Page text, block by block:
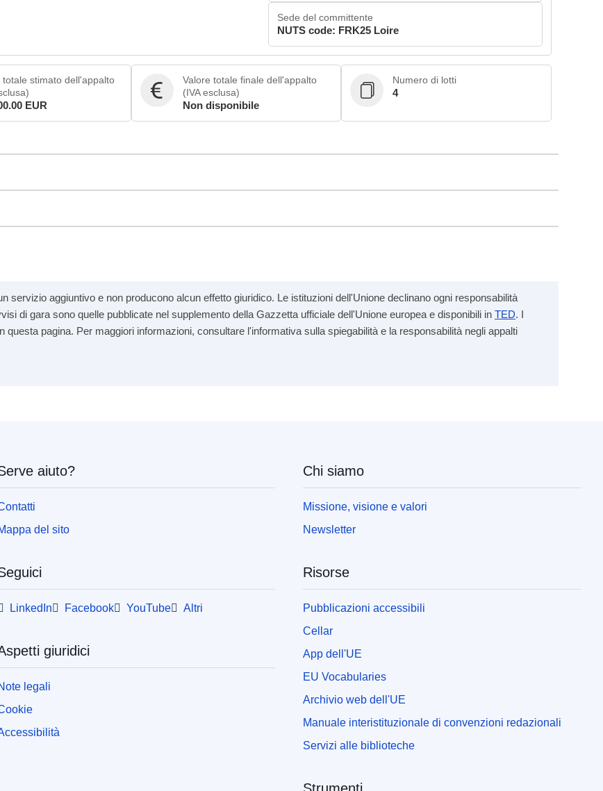
Sede del committente
NUTS code: FRK25 Loire
totale stimato dell'appalto
EUR
Valore totale finale dell'appalto
(IVA esclusa)
Non disponibile
Numero di lotti
4
servizio aggiuntivo e non producono alcun effetto giuridico. Le istituzioni dell'Unione declinano ogni responsabilità
di gara sono quelle pubblicate nel supplemento della Gazzetta ufficiale dell'Unione europea e disponibili in TED. I
pagina. Per maggiori informazioni, consultare l'informativa sulla spiegabilità e la responsabilità negli appalti
aiuto?
del sito
LinkedIn Facebook YouTube Altri
giuridici
legali
Chi siamo
Missione, visione e valori
Newsletter
Risorse
Pubblicazioni accessibili
Cellar
App dell'UE
EU Vocabularies
Archivio web dell'UE
Manuale interistituzionale di convenzioni redazionali
Servizi alle biblioteche